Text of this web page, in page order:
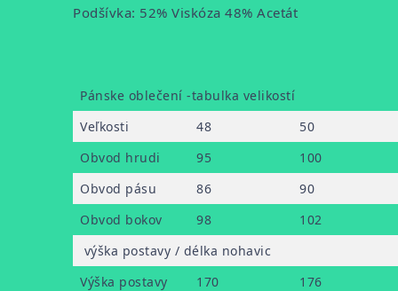
Podšívka: 52% Viskóza 48% Acetát
Pánske oblečení -tabulka velikostí
Veľkosti
48 50
Obvod hrudi
95 100
Obvod pásu
86 90
Obvod bokov
98 102
výška postavy / délka nohavic
Výška postavy
170 176